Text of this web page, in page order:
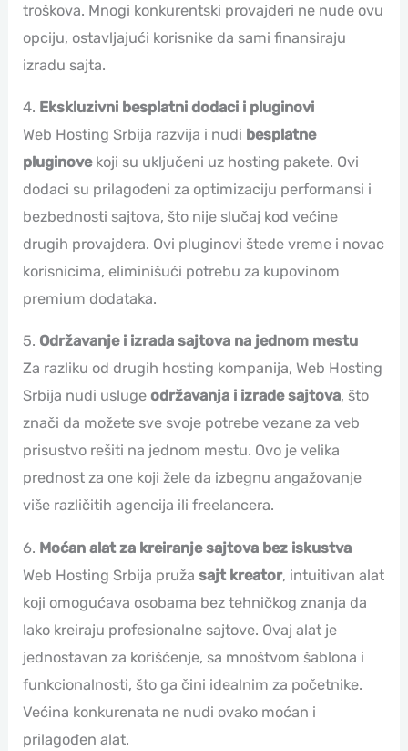
troškova. Mnogi konkurentski provajderi ne nude ovu
opciju, ostavljajući korisnike da sami finansiraju
izradu sajta.
4. Ekskluzivni besplatni dodaci i pluginovi
Web Hosting Srbija razvija i nudi besplatne
pluginovekoji su uključeni uz hosting pakete. Ovi
dodaci su prilagođeni za optimizaciju performansi i
bezbednosti sajtova, što nije slučaj kod većine
drugih provajdera. Ovi pluginovi štede vreme i novac
korisnicima, eliminišući potrebu za kupovinom
premium dodataka.
5. Održavanje i izrada sajtova na jednom mestu
Za razliku od drugih hosting kompanija, Web Hosting
Srbija nudi uslugeodržavanja i izrade sajtova, što
znači da možete sve svoje potrebe vezane za veb
prisustvo rešiti na jednom mestu. Ovo je velika
prednost za one koji žele da izbegnu angažovanje
više različitih agencija ili freelancera.
6. Moćan alat za kreiranje sajtova bez iskustva
Web Hosting Srbija pružasajt kreator, intuitivan alat
koji omogućava osobama bez tehničkog znanja da
lako kreiraju profesionalne sajtove. Ovaj alat je
jednostavan za korišćenje, sa mnoštvom šablona i
funkcionalnosti, što ga čini idealnim za početnike.
Većina konkurenata ne nudi ovako moćan i
prilagođen alat.